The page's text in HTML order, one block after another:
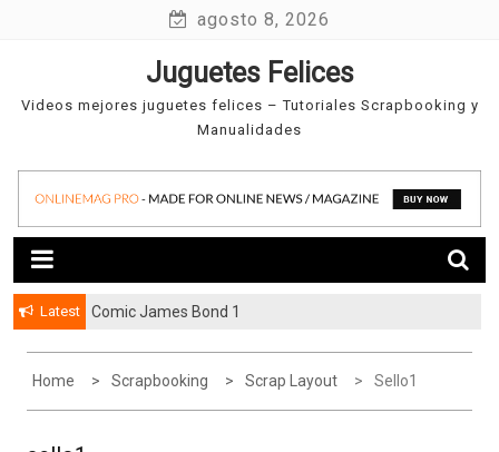
agosto 8, 2026
Juguetes Felices
Videos mejores juguetes felices – Tutoriales Scrapbooking y
Manualidades
Latest Comic James Bond 1
Home Scrapbooking Scrap Layout Sello1